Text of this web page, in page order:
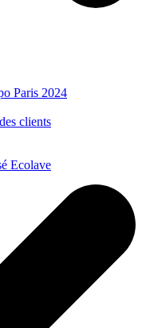
Paris 2024
clients
Ecolave